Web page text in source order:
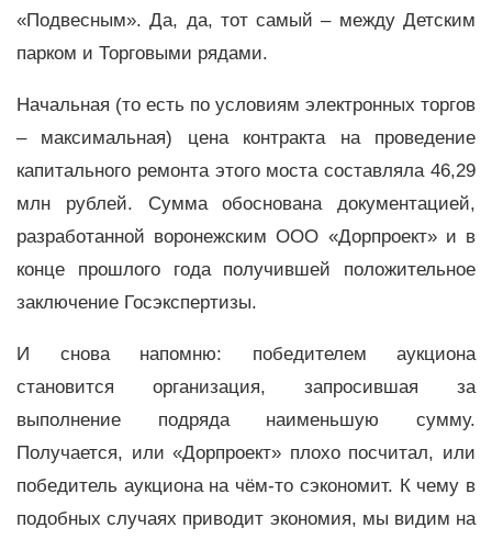
«Подвесным». Да, да, тот самый – между Детским
парком и Торговыми рядами.
Начальная (то есть по условиям электронных торгов
– максимальная) цена контракта на проведение
капитального ремонта этого моста составляла 46,29
млн рублей. Сумма обоснована документацией,
разработанной воронежским ООО «Дорпроект» и в
конце прошлого года получившей положительное
заключение Госэкспертизы.
И снова напомню: победителем аукциона
становится организация, запросившая за
выполнение подряда наименьшую сумму.
Получается, или «Дорпроект» плохо посчитал, или
победитель аукциона на чём-то сэкономит. К чему в
подобных случаях приводит экономия, мы видим на